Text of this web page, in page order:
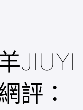
JIUYI
評：